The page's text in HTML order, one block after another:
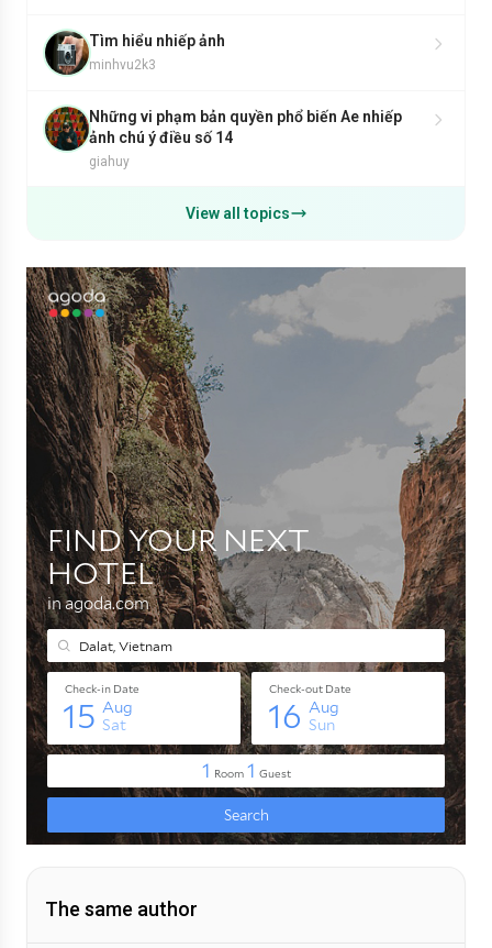
Tìm hiểu nhiếp ảnh
minhvu2k3
Những vi phạm bản quyền phổ biến Ae nhiếp
ảnh chú ý điều số 14
giahuy
View all topics
The same author